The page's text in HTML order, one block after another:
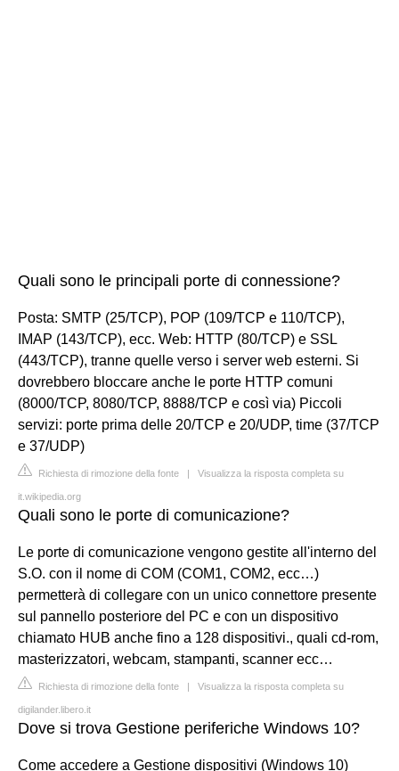
Quali sono le principali porte di connessione?
Posta: SMTP (25/TCP), POP (109/TCP e 110/TCP),
IMAP (143/TCP), ecc. Web: HTTP (80/TCP) e SSL
(443/TCP), tranne quelle verso i server web esterni. Si
dovrebbero bloccare anche le porte HTTP comuni
(8000/TCP, 8080/TCP, 8888/TCP e così via) Piccoli
servizi: porte prima delle 20/TCP e 20/UDP, time (37/TCP
e 37/UDP)
Richiesta di rimozione della fonte | Visualizza la risposta completa su
it.wikipedia.org
Quali sono le porte di comunicazione?
Le porte di comunicazione vengono gestite all'interno del
S.O. con il nome di COM (COM1, COM2, ecc…)
permetterà di collegare con un unico connettore presente
sul pannello posteriore del PC e con un dispositivo
chiamato HUB anche fino a 128 dispositivi., quali cd-rom,
masterizzatori, webcam, stampanti, scanner ecc…
Richiesta di rimozione della fonte | Visualizza la risposta completa su
digilander.libero.it
Dove si trova Gestione periferiche Windows 10?
Come accedere a Gestione dispositivi (Windows 10)